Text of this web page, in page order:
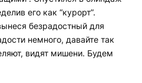
его как “курорт”.
безрадостный для
немного, давайте так
видят мишени. Будем